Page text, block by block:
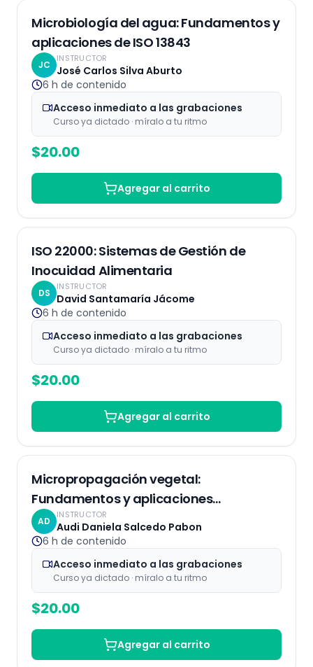
Grabaciones
Microbiología del agua: Fundamentos y
aplicaciones de ISO 13843
JC
INSTRUCTOR
José Carlos Silva Aburto
6 h de contenido
Acceso inmediato a las grabaciones
Curso ya dictado · míralo a tu ritmo
$20.00
Agregar al carrito
Grabaciones
ISO 22000: Sistemas de Gestión de
Inocuidad Alimentaria
DS
INSTRUCTOR
David Santamaría Jácome
6 h de contenido
Acceso inmediato a las grabaciones
Curso ya dictado · míralo a tu ritmo
$20.00
Agregar al carrito
Micropropagación vegetal:
Fundamentos y aplicaciones
Biotecnológicas
AD
INSTRUCTOR
Audi Daniela Salcedo Pabon
6 h de contenido
Acceso inmediato a las grabaciones
Curso ya dictado · míralo a tu ritmo
$20.00
Agregar al carrito